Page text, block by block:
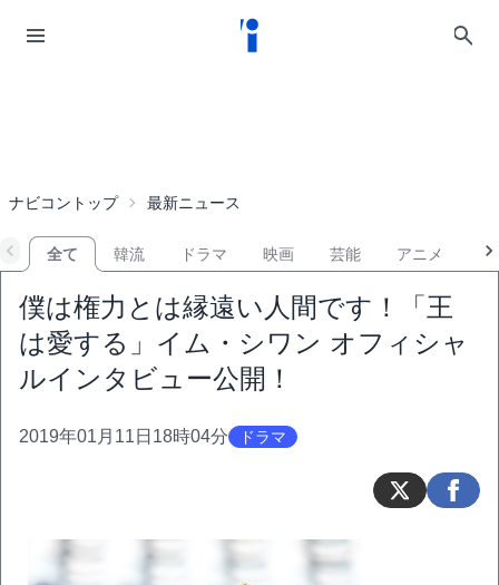
ナビコントップ 最新ニュース
全て 韓流 ドラマ 映画 芸能 アニメ
僕は権力とは縁遠い人間です！「王
は愛する」イム・シワン オフィシャ
ルインタビュー公開！
2019年01月11日18時04分 ドラマ